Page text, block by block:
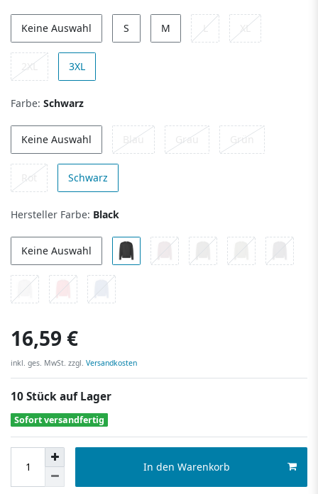
Keine Auswahl S M L XL
2XL 3XL
Farbe: Schwarz
Keine Auswahl Blau Grau Grün
Rot Schwarz
Hersteller Farbe: Black
Keine Auswahl
16,59 €
inkl. ges. MwSt. zzgl. Versandkosten
10 Stück auf Lager
Sofort versandfertig
In den Warenkorb